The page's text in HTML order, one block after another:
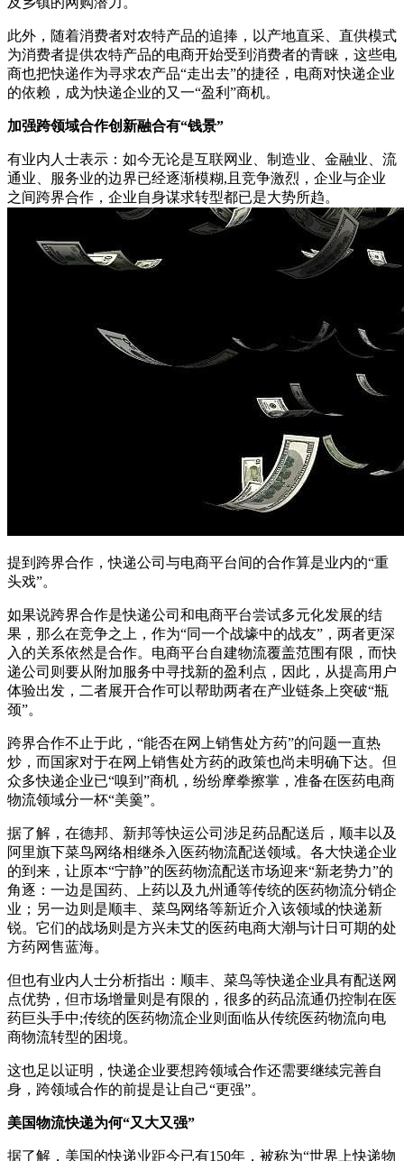
此外，随着消费者对农特产品的追捧，以产地直采、直供模式
为消费者提供农特产品的电商开始受到消费者的青睐，这些电
商也把快递作为寻求农产品“走出去”的捷径，电商对快递企业
的依赖，成为快递企业的又一“盈利”商机。
加强跨领域合作创新融合有“钱景”
有业内人士表示：如今无论是互联网业、制造业、金融业、流
通业、服务业的边界已经逐渐模糊,且竞争激烈，企业与企业
之间跨界合作，企业自身谋求转型都已是大势所趋。
提到跨界合作，快递公司与电商平台间的合作算是业内的“重
头戏”。
如果说跨界合作是快递公司和电商平台尝试多元化发展的结
果，那么在竞争之上，作为“同一个战壕中的战友”，两者更深
入的关系依然是合作。电商平台自建物流覆盖范围有限，而快
递公司则要从附加服务中寻找新的盈利点，因此，从提高用户
体验出发，二者展开合作可以帮助两者在产业链条上突破“瓶
颈”。
跨界合作不止于此，“能否在网上销售处方药”的问题一直热
炒，而国家对于在网上销售处方药的政策也尚未明确下达。但
众多快递企业已“嗅到”商机，纷纷摩拳擦掌，准备在医药电商
物流领域分一杯“美羹”。
据了解，在德邦、新邦等快运公司涉足药品配送后，顺丰以及
阿里旗下菜鸟网络相继杀入医药物流配送领域。各大快递企业
的到来，让原本“宁静”的医药物流配送市场迎来“新老势力”的
角逐：一边是国药、上药以及九州通等传统的医药物流分销企
业；另一边则是顺丰、菜鸟网络等新近介入该领域的快递新
锐。它们的战场则是方兴未艾的医药电商大潮与计日可期的处
方药网售蓝海。
但也有业内人士分析指出：顺丰、菜鸟等快递企业具有配送网
点优势，但市场增量则是有限的，很多的药品流通仍控制在医
药巨头手中;传统的医药物流企业则面临从传统医药物流向电
商物流转型的困境。
这也足以证明，快递企业要想跨领域合作还需要继续完善自
身，跨领域合作的前提是让自己“更强”。
美国物流快递为何“又大又强”
据了解，美国的快递业距今已有150年，被称为“世界上快递物